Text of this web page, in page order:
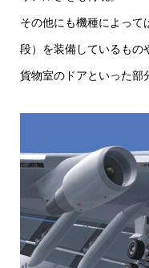
その他にも機種によって
段）を装備しているもの
貨物室のドアといった部